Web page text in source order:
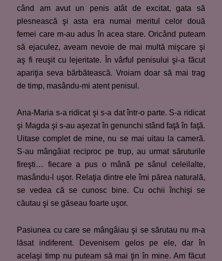
când am avut un penis atât de excitat, gata să
plesnească şi asta era numai meritul celor două
femei care m-au adus în acea stare. Oricând puteam
să ejaculez, aveam nevoie de mai multă mişcare şi
aş fi reuşit cu lejeritate. În vârful penisului şi-a făcut
apariţia seva bărbătească. Vroiam doar să mai trag
de timp, masându-mi atent penisul.
Ana-Maria s-a ridicat şi s-a dat într-o parte. S-a ridicat
şi Magda şi s-au aşezat în genunchi stând faţă în faţă.
Uitase complet de mine, nu se mai uitau la cameră.
S-au mângâiat reciproc pe trup, au urmat săruturile
fireşti… fiecare a pus o mână pe sânul celeilalte,
masându-l uşor. Relaţia dintre ele îmi părea naturală,
se vedea că se cunosc bine. Cu ochii închişi se
căutau şi se găseau foarte uşor.
Pasiunea cu care se mângâiau şi se sărutau nu m-a
lăsat indiferent. Devenisem gelos pe ele, dar în
acelaşi timp nu puteam să mai ţin în mine. Am făcut